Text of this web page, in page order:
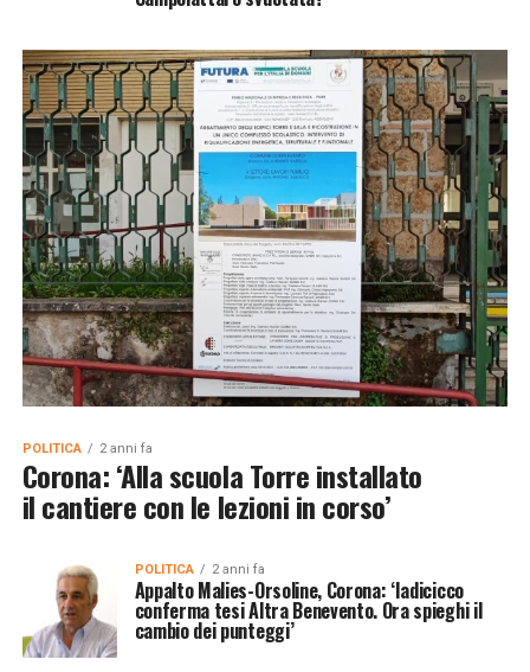
POLITICA 2 anni fa
Corona: ‘Alla scuola Torre installato
il cantiere con le lezioni in corso’
POLITICA 2 anni fa
Appalto Malies-Orsoline, Corona: ‘Iadicicco
conferma tesi Altra Benevento. Ora spieghi il
cambio dei punteggi’